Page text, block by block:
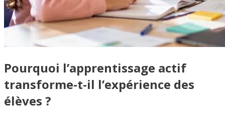
Pourquoi l’apprentissage actif
transforme-t-il l’expérience des
élèves ?